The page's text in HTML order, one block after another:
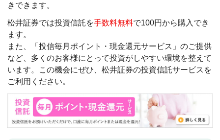
きできます。
松井証券では投資信託を手数料無料で100円から購入でき
ます。
また、「投信毎月ポイント・現金還元サービス」のご提供
など、多くのお客様にとって投資がしやすい環境を整えて
います。この機会にぜひ、松井証券の投資信託サービスを
ご利用ください。